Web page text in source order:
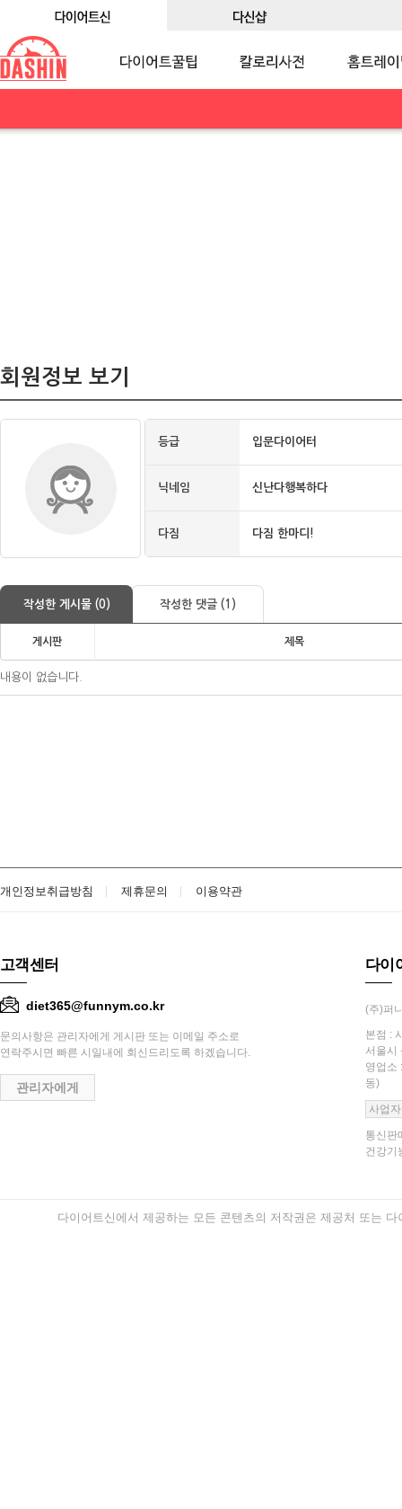
회원정보 보기
등급 입문다이어터
닉네임 신난다행복하다
다짐 다짐 한마디!
작성한 게시물 (0) 작성한 댓글 (1)
게시판 제목
내용이 없습니다.
개인정보취급방침 제휴문의 이용약관
고객센터
diet365@funnym.co.kr
문의사항은 관리자에게 게시판 또는 이메일 주소로
연락주시면 빠른 시일내에 회신드리도록 하겠습니다.
관리자에게
다이
(주)퍼
본점 :
서울시
영업소
동)
사업
통신판
건강기
다이어트신에서 제공하는 모든 콘텐츠의 저작권은 제공처 또는